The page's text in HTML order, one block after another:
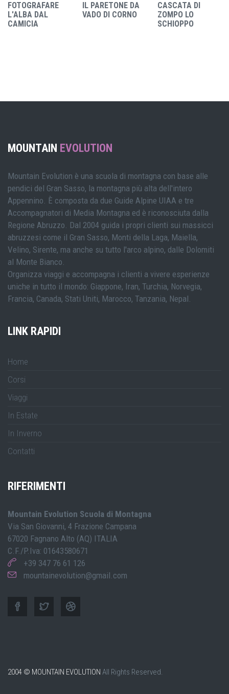
FOTOGRAFARE
L'ALBA DAL
CAMICIA
IL PARETONE DA
VADO DI CORNO
CASCATA DI
ZOMPO LO
SCHIOPPO
MOUNTAIN EVOLUTION
Mountain Evolution è una scuola di montagna con base alle
pendici del Gran Sasso, la montagna più alta dell'intero
Appennino. È composta da due Guide Alpine UIAA e tre
Accompagnatori di Media Montagna ed è riconosciuta dalla
Regione Abruzzo. Dal 2004 guida i propri clienti sui massicci
abruzzesi come il Gran Sasso, Monti della Laga, Maiella,
Velino, Sirente, ma anche su tutto l'arco alpino, dalle Dolomiti
al Monte Bianco.
Organizza viaggi e accompagna i clienti a vivere esperienze
uniche in tutto il mondo: Giappone, Iran, Turchia, Norvegia,
Francia, Canada, Stati Uniti, Marocco, Tanzania, Nepal.
LINK RAPIDI
Home
Corsi
Viaggi
In Estate
In Inverno
Contatti
RIFERIMENTI
Mountain Evolution Scuola di Montagna
Via San Giovanni, 4 Frazione Campana
67020 Fagnano Alto (AQ) ITALIA
C.F./P.Iva: 01643580671
+39 347 76 61 126
mountainevolution@gmail.com
2004 © MOUNTAIN EVOLUTION All Rights Reserved.